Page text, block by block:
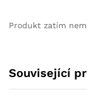
Produkt zatím
Související